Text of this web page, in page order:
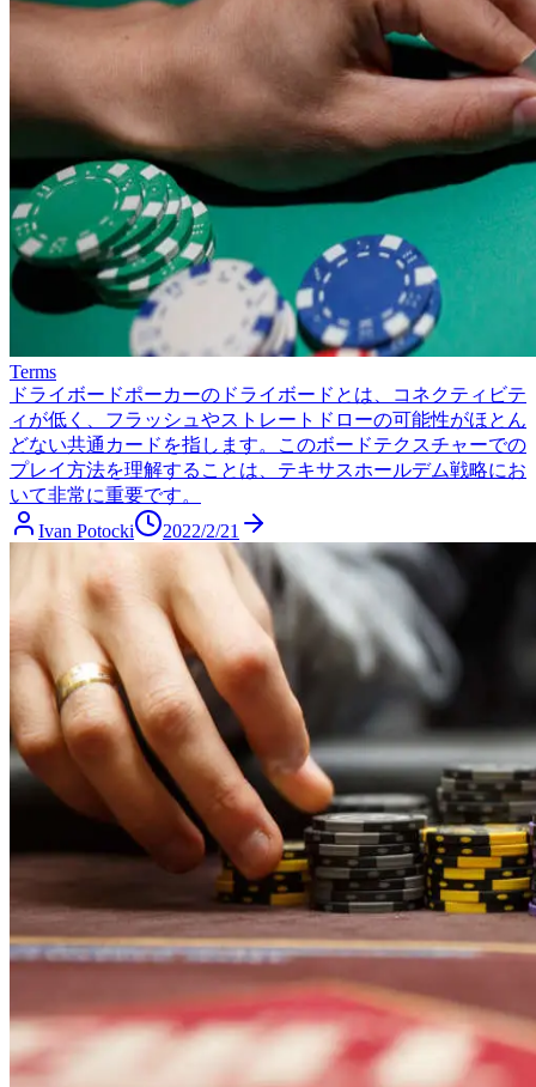
Terms
ドライボードポーカーのドライボードとは、コネクティビテ
ィが低く、フラッシュやストレートドローの可能性がほとん
どない共通カードを指します。このボードテクスチャーでの
プレイ方法を理解することは、テキサスホールデム戦略にお
いて非常に重要です。
Ivan Potocki
2022/2/21